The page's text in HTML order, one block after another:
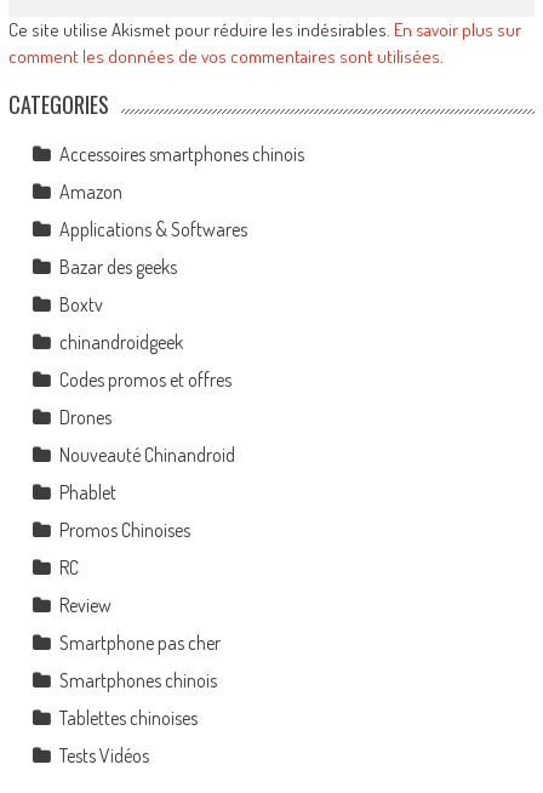
Ce site utilise Akismet pour réduire les indésirables. En savoir plus sur
comment les données de vos commentaires sont utilisées
CATEGORIES
Accessoires smartphones chinois
Amazon
Applications & Softwares
Bazar des geeks
Boxtv
chinandroidgeek
Codes promos et offres
Drones
Nouveauté Chinandroid
Phablet
Promos Chinoises
RC
Review
Smartphone pas cher
Smartphones chinois
Tablettes chinoises
Tests Vidéos